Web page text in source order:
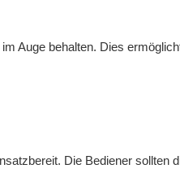
Auge behalten. Dies
Die Bediener sollten